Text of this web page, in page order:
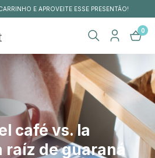
DE R$210 PARA TODO O BRASIL
0
café vs. la
raíz de guaraná